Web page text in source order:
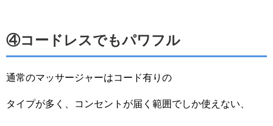
④コードレスでもパワフル
通常のマッサージャーはコード有りの
タイプが多く、コンセントが届く範囲でしか使えない、